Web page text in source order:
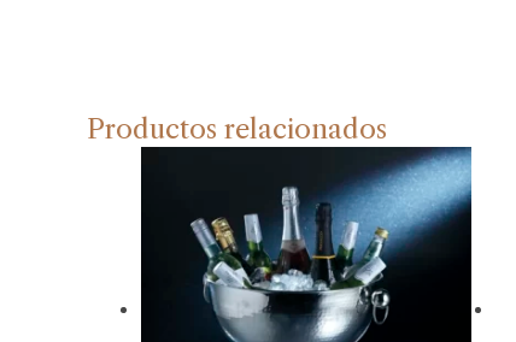
Productos relacionados